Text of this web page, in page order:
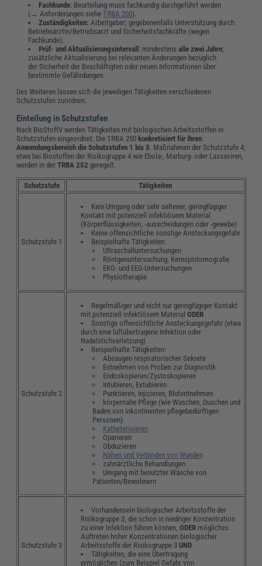
Fachkunde: Beurteilung muss fachkundig durchgeführt werden
(→ Anforderungen sieheTRBA 200).
Zuständigkeiten: Arbeitgeber; gegebenenfalls Unterstützung durch
Betriebsärztin/Betriebsarzt und Sicherheitsfachkräfte (wegen
Fachkunde).
Prüf- und Aktualisierungsintervall : mindestens alle zwei Jahre;
zusätzliche Aktualisierung bei relevanten Änderungen bezüglich
der Sicherheit der Beschäftigten oder neuen Informationen über
bestimmte Gefährdungen.
Des Weiteren lassen sich die jeweiligen Tätigkeiten verschiedenen
Schutzstufen zuordnen.
Einteilung in Schutzstufen
Nach BioStoffV werden Tätigkeiten mit biologischen Arbeitsstoffen in
Schutzstufen eingeordnet. Die TRBA 250 konkretisiert für ihren
Anwendungsbereich die Schutzstufen 1 bis 3 . Maßnahmen der Schutzstufe 4,
etwa bei Biostoffen der Risikogruppe 4 wie Ebola-, Marburg- oder Lassaviren,
werden in derTRBA 252 geregelt.
Schutzstufe Tätigkeiten
Schutzstufe 1
Kein Umgang oder sehr seltener, geringfügiger
Kontakt mit potenziell infektiösem Material
(Körperflüssigkeiten, -ausscheidungen oder -gewebe)
Keine offensichtliche sonstige Ansteckungsgefahr
Beispielhafte Tätigkeiten:
Ultraschalluntersuchungen
Röntgenuntersuchung, Kernspintomografie
EKG- und EEG-Untersuchungen
Physiotherapie
Schutzstufe 2
Regelmäßiger und nicht nur geringfügiger Kontakt
mit potenziell infektiösem MaterialODER
Sonstige offensichtliche Ansteckungsgefahr (etwa
durch eine luftübertragene Infektion oder
Nadelstichverletzung)
Beispielhafte Tätigkeiten:
Absaugen respiratorischer Sekrete
Entnehmen von Proben zur Diagnostik
Endoskopieren/Zystoskopieren
Intubieren, Extubieren
Punktieren, Injizieren, Blutentnehmen
körpernahe Pflege (wie Waschen, Duschen und
Baden von inkontinenten pflegebedürftigen
Personen)
Katheterisieren
Operieren
Obduzieren
Nähen und Verbinden von Wunden
zahnärztliche Behandlungen
Umgang mit benutzter Wäsche von
Patienten/Bewohnern
Schutzstufe 3
Vorhandensein biologischer Arbeitsstoffe der
Risikogruppe 3, die schon in niedriger Konzentration
zu einer Infektion führen können,ODER mögliches
Auftreten hoher Konzentrationen biologischer
Arbeitsstoffe der Risikogruppe 3 UND
Tätigkeiten, die eine Übertragung
ermöglichen (zum Beispiel Gefahr von